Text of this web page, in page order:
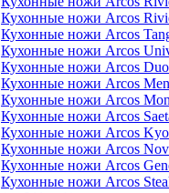
Кухонные ножи Arcos
Кухонные ножи Arcos
Кухонные ножи Arcos
Кухонные ножи Arcos Duo
Кухонные ножи Arcos
Кухонные ножи Arcos
Кухонные ножи Arcos
Кухонные ножи Arcos
Кухонные ножи Arcos
Кухонные ножи Arcos
Кухонные ножи Arcos